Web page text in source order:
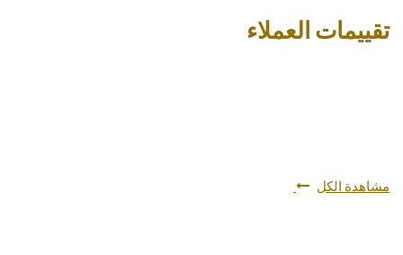
تقييمات العملاء
مشاهدة الكل